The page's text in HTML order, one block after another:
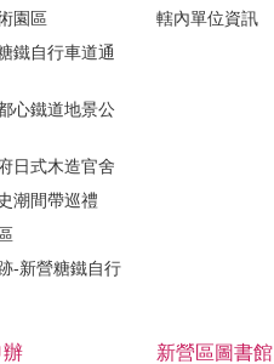
園區
鐵自行車道通
心鐵道地景公
日式木造官舍
潮間帶巡禮
-新營糖鐵自行
轄內單位資訊
辦 新營區圖書館